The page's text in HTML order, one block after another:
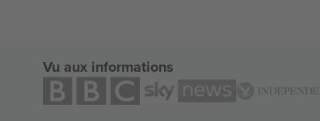
Vu aux informations